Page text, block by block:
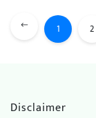
1 2
Disclaimer